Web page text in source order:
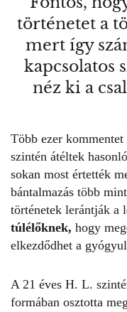
történetet a
mert így
kapcsolatos
néz ki a
Több ezer
szintén átéltek
sokan most értették
bántalmazás több
történetek lerántják a
túlélőknek, hogy
elkezdődhet a
A 21 éves H. L.
formában osztotta